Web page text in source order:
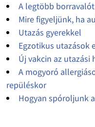
A legtöbb
Mire figyeljünk, ha
Utazás gyerekkel
Egzotikus utazások
Új vakcin az utazási
A mogyoró
repüléskor
Hogyan spóroljunk